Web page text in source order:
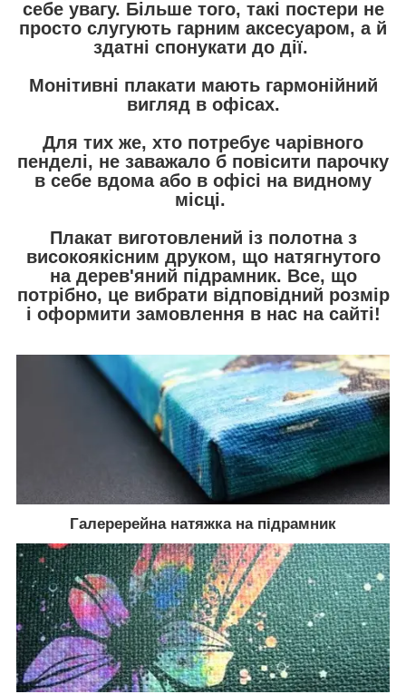
себе увагу. Більше того, такі постери не
просто слугують гарним аксесуаром, а й
здатні спонукати до дії.
Монітивні плакати мають гармонійний
вигляд в офісах.
Для тих же, хто потребує чарівного
пенделі, не заважало б повісити парочку
в себе вдома або в офісі на видному
місці.
Плакат виготовлений із полотна з
високоякісним друком, що натягнутого
на дерев'яний підрамник. Все, що
потрібно, це вибрати відповідний розмір
і оформити замовлення в нас на сайті!
Галеререйна натяжка на підрамник